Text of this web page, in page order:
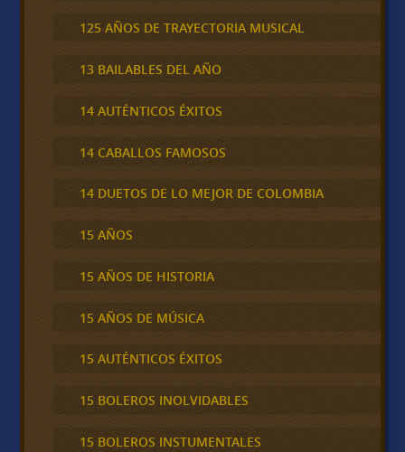
125 AÑOS DE TRAYECTORIA MUSICAL
13 BAILABLES DEL AÑO
14 AUTÉNTICOS ÉXITOS
14 CABALLOS FAMOSOS
14 DUETOS DE LO MEJOR DE COLOMBIA
15 AÑOS
15 AÑOS DE HISTORIA
15 AÑOS DE MÚSICA
15 AUTÉNTICOS ÉXITOS
15 BOLEROS INOLVIDABLES
15 BOLEROS INSTUMENTALES